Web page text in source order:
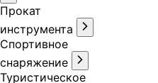
Прокат
инструмента
Спортивное
снаряжение
Туристическое